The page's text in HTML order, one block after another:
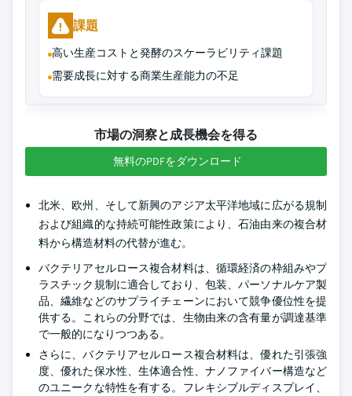
課題
高い生産コストと発酵のスケーラビリティ課題
需要成長に対する商業生産能力の不足
市場の洞察と成長機会を得る
無料のPDFをダウンロード
北米、欧州、そして新興のアジア太平洋地域に広がる規制
および組織的な持続可能性政策により、石油由来の複合材
料から構造材料の代替が進む。
バクテリアセルロース複合材料は、循環経済の枠組みやプ
ラスチック規制に適合しており、包装、パーソナルケア製
品、繊維などのサプライチェーンにおいて競争優位性を提
供する。これらの分野では、生物由来の含有量が調達基準
で一般的になりつつある。
さらに、バクテリアセルロース複合材料は、優れた引張強
度、優れた保水性、生体適合性、ナノファイバー構造など
のユニークな特性を有する。フレキシブルディスプレイ、